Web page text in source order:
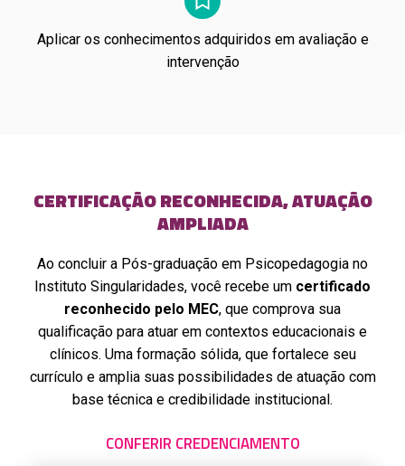
Aplicar os conhecimentos adquiridos em avaliação e
intervenção
CERTIFICAÇÃO RECONHECIDA, ATUAÇÃO
AMPLIADA
Ao concluir a Pós-graduação em Psicopedagogia no
Instituto Singularidades, você recebe um certificado
reconhecido pelo MEC, que comprova sua
qualificação para atuar em contextos educacionais e
clínicos. Uma formação sólida, que fortalece seu
currículo e amplia suas possibilidades de atuação com
base técnica e credibilidade institucional.
CONFERIR CREDENCIAMENTO